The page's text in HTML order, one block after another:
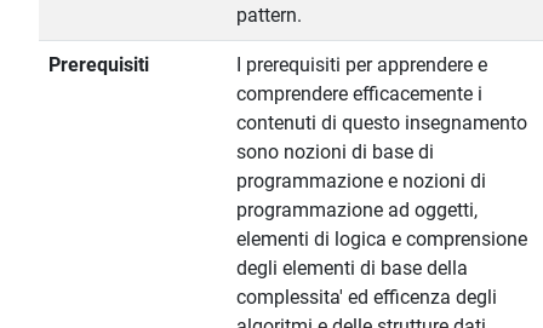
pattern.
Prerequisiti
I prerequisiti per apprendere e
comprendere efficacemente i
contenuti di questo insegnamento
sono nozioni di base di
programmazione e nozioni di
programmazione ad oggetti,
elementi di logica e comprensione
degli elementi di base della
complessita' ed efficenza degli